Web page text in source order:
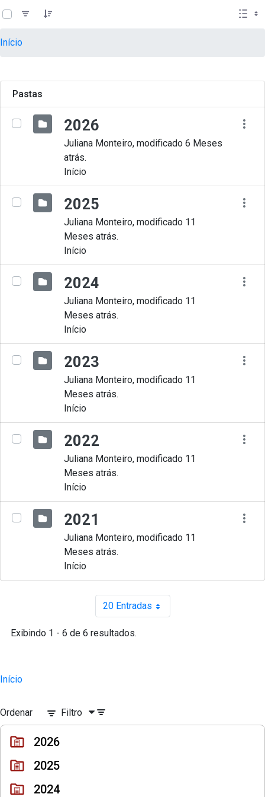
Pular para o Conteúdo principal
teste descricao
Início
Pastas
2026
Juliana Monteiro, modificado 6 Meses
atrás.
Início
2025
Juliana Monteiro, modificado 11
Meses atrás.
Início
2024
Juliana Monteiro, modificado 11
Meses atrás.
Início
2023
Juliana Monteiro, modificado 11
Meses atrás.
Início
2022
Juliana Monteiro, modificado 11
Meses atrás.
Início
2021
Juliana Monteiro, modificado 11
Meses atrás.
Início
20 EntradasPor página
Exibindo 1 - 6 de 6 resultados.
Início
Ordenar Filtro
2026
2025
2024